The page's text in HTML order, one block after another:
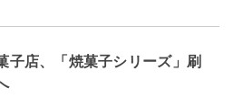
子店、「焼菓子シリーズ」刷